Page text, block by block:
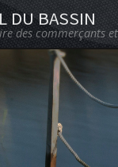
DU BASSIN
des commerçants